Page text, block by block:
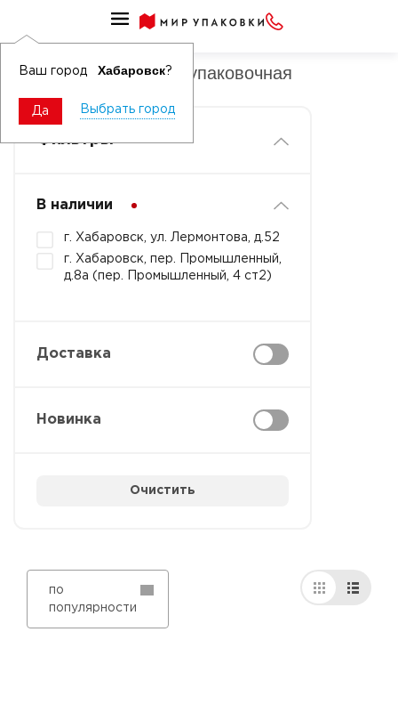
Ваш город Хабаровск?
Да Выбрать город
Бумага праздничная упаковочная
Фильтры
В наличии
г. Хабаровск, ул. Лермонтова, д.52
г. Хабаровск, пер. Промышленный,
д.8а (пер. Промышленный, 4 ст2)
Доставка
Новинка
Очистить
по
популярности